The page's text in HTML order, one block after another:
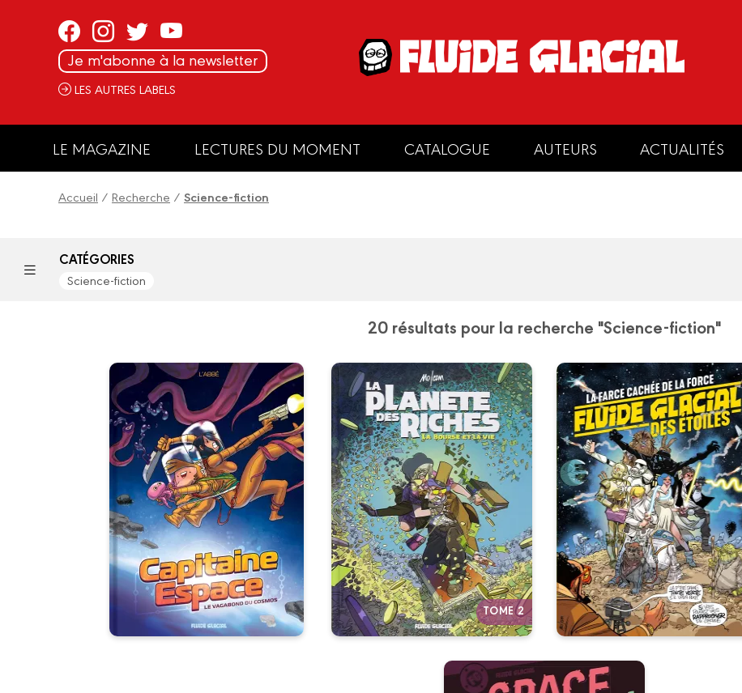
Je m'abonne à la newsletter
LES AUTRES LABELS
LE MAGAZINE LECTURES DU MOMENT CATALOGUE AUTEURS ACTUALITÉS
Accueil / Recherche / Science-fiction
CATÉGORIES
Science-fiction
20 résultats pour la recherche "Science-fiction"
Capitaine Espace
Tome 01
Date de parution :
02/07/2025
Son nom ? Espace, le
vagabond du cosmos. Sa
mission ? Prouver son
innocence...
TOME 2
La Planète des
riches
Date de parution :
06/06/2018
Vous êtes à fond pour vos fonds
? Vos espèces en voie de
disparition vous inquiètent ?
Vous ne profitez plus de vos
profits ?
Autres tomes
Fluide Glacial des
étoiles
Date de parution :
08/11/2017